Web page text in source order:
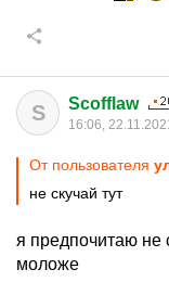
S Scofflaw
16:06,
От пользователя
не скучай тут
я предпочитаю не
моложе